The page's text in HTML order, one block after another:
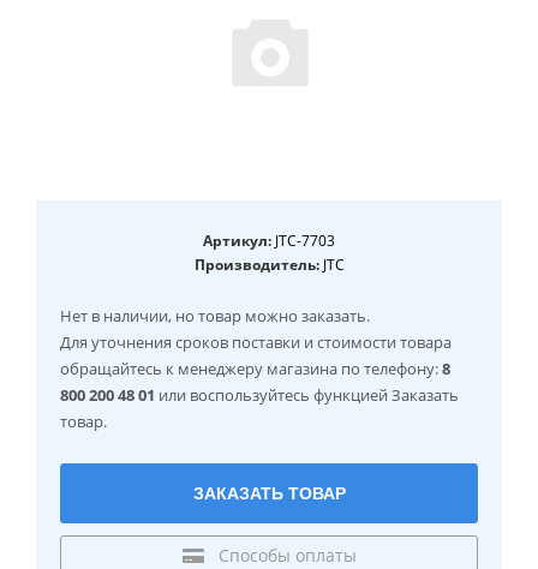
Артикул: JTC-7703
Производитель:JTC
Нет в наличии, но товар можно заказать.
Для уточнения сроков поставки и стоимости товара
обращайтесь к менеджеру магазина по телефону:8
800 200 48 01 или воспользуйтесь функцией Заказать
товар.
ЗАКАЗАТЬ ТОВАР
Способы оплаты